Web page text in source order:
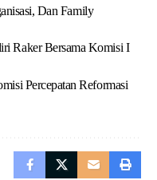
Dan Family
Raker Bersama Komisi I
Percepatan Reformasi